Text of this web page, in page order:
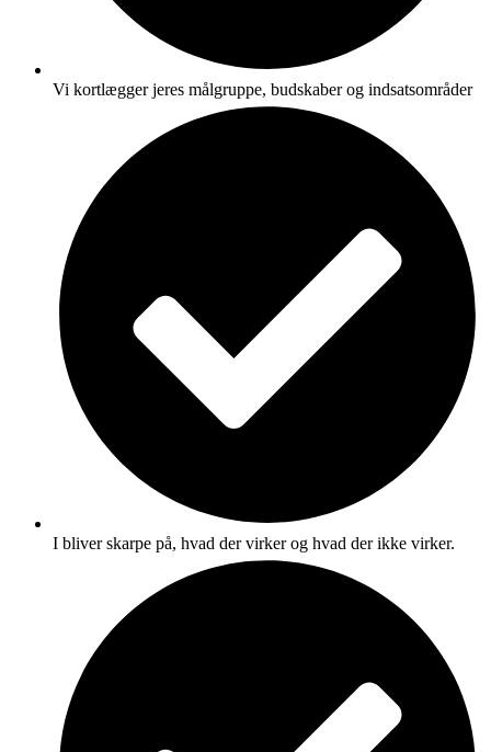
Vi kortlægger jeres målgruppe, budskaber og indsatsområder
I bliver skarpe på, hvad der virker og hvad der ikke virker.